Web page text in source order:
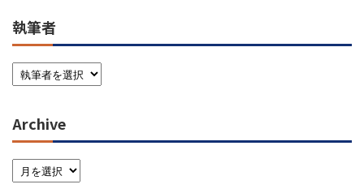
執筆者
Archive